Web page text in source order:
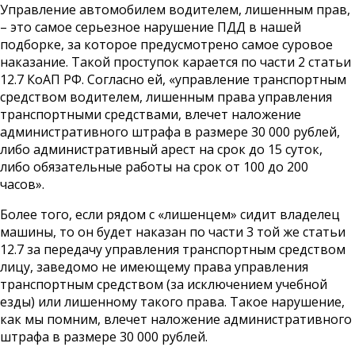
Управление автомобилем водителем, лишенным прав,
– это самое серьезное нарушение ПДД в нашей
подборке, за которое предусмотрено самое суровое
наказание. Такой проступок карается по части 2 статьи
12.7 КоАП РФ. Согласно ей, «управление транспортным
средством водителем, лишенным права управления
транспортными средствами, влечет наложение
административного штрафа в размере 30 000 рублей,
либо административный арест на срок до 15 суток,
либо обязательные работы на срок от 100 до 200
часов».
Более того, если рядом с «лишенцем» сидит владелец
машины, то он будет наказан по части 3 той же статьи
12.7 за передачу управления транспортным средством
лицу, заведомо не имеющему права управления
транспортным средством (за исключением учебной
езды) или лишенному такого права. Такое нарушение,
как мы помним, влечет наложение административного
штрафа в размере 30 000 рублей.